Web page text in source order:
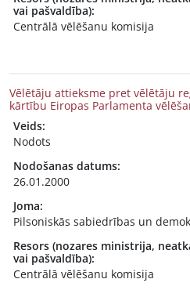
vai pašvaldība):
Centrālā vēlēšanu komisija
Vēlētāju attieksme pret vēlētāju
kārtību Eiropas Parlamenta
Veids:
Nodots
Nodošanas datums:
26.01.2000
Joma:
Pilsoniskās sabiedrības un
Resors (nozares ministrija,
vai pašvaldība):
Centrālā vēlēšanu komisija